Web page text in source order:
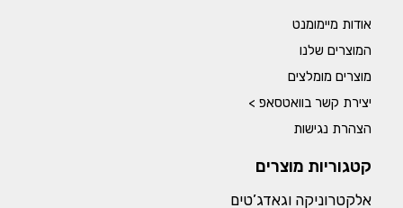
אודות מיימומנט
המוצרים שלנו
מוצרים מומלצים
יצירת קשר בוואטסאפ >
הצהרת נגישות
קטגוריות מוצרים
אלקטרוניקה וגאדג’טים